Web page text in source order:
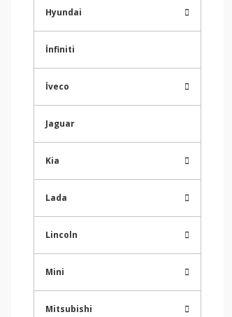
Hyundai
İnfiniti
İveco
Jaguar
Kia
Lada
Lincoln
Mini
Mitsubishi